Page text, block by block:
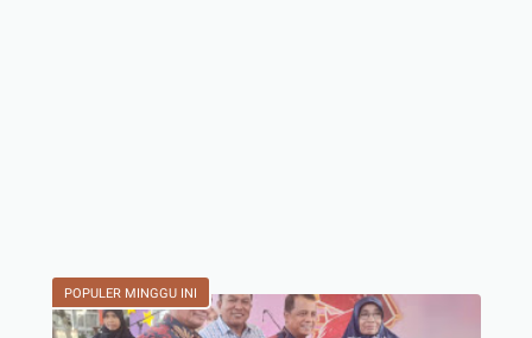
POPULER MINGGU INI